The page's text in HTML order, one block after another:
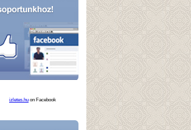
izletes.hu on Facebook